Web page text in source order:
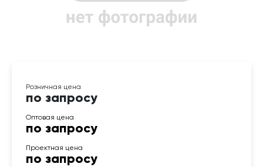
по запросу
по запросу
по запросу